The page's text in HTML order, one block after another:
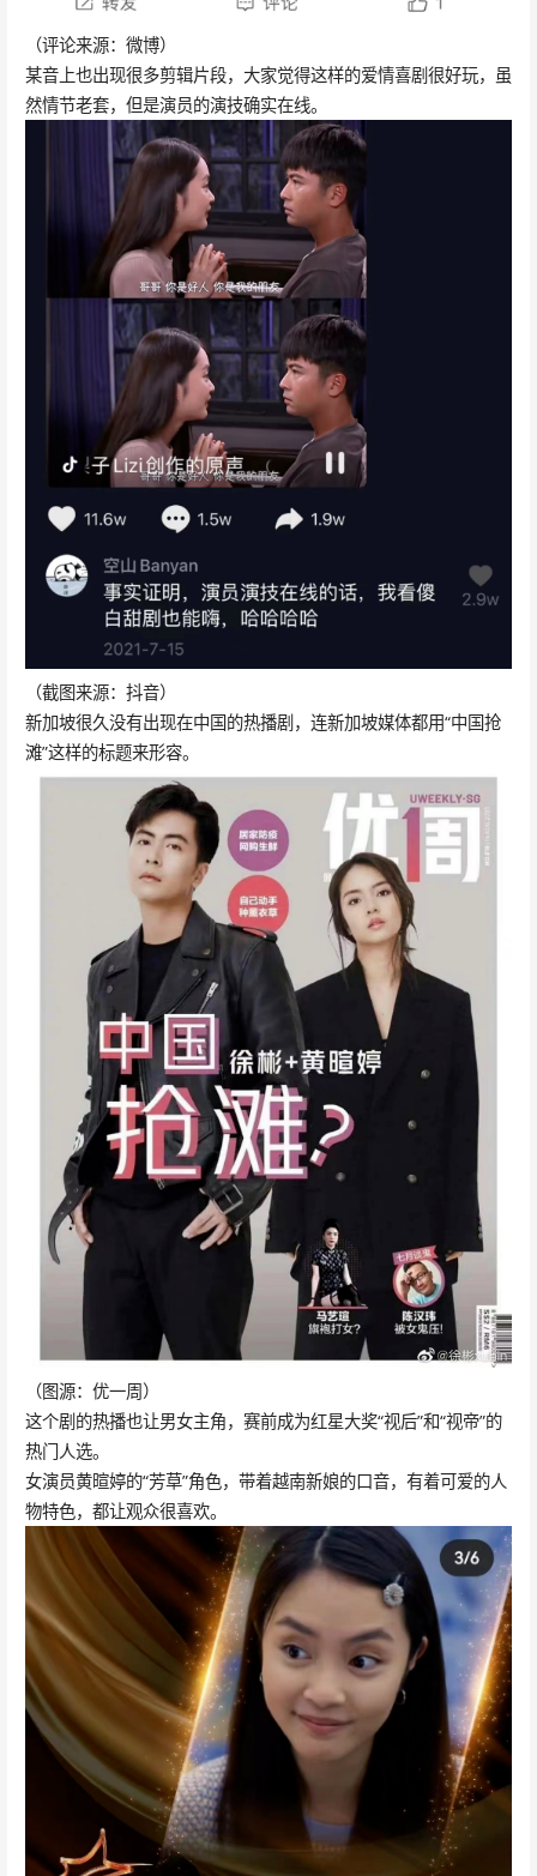
（评论来源：微博）
某音上也出现很多剪辑片段，大家觉得这样的爱情喜剧很好玩，虽
然情节老套，但是演员的演技确实在线。
（截图来源：抖音）
新加坡很久没有出现在中国的热播剧，连新加坡媒体都用“中国抢
滩”这样的标题来形容。
（图源：优一周）
这个剧的热播也让男女主角，赛前成为红星大奖“视后”和“视帝”的
热门人选。
女演员黄暄婷的“芳草”角色，带着越南新娘的口音，有着可爱的人
物特色，都让观众很喜欢。